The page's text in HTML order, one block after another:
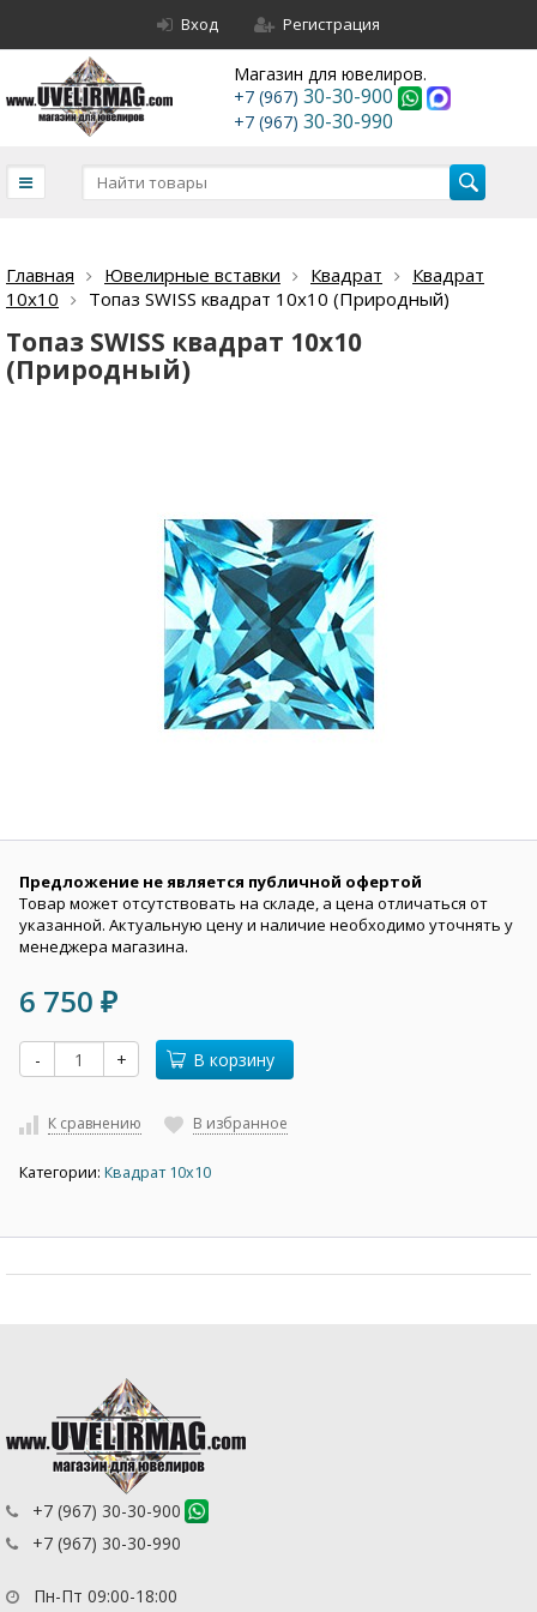
Вход Регистрация
Магазин для ювелиров.
+7 (967) 30-30-900
+7 (967) 30-30-990
Главная Ювелирные вставки Квадрат
Квадрат
10х10
Топаз SWISS квадрат 10х10 (Природный)
Топаз SWISS квадрат 10х10
(Природный)
Предложение не является публичной офертой
Товар может отсутствовать на складе, а цена отличаться от
указанной. Актуальную цену и наличие необходимо уточнять у
менеджера магазина.
6 750 ₽
- + В корзину
К сравнению В избранное
Категории: Квадрат 10х10
+7 (967) 30-30-900
+7 (967) 30-30-990
Пн-Пт 09:00-18:00